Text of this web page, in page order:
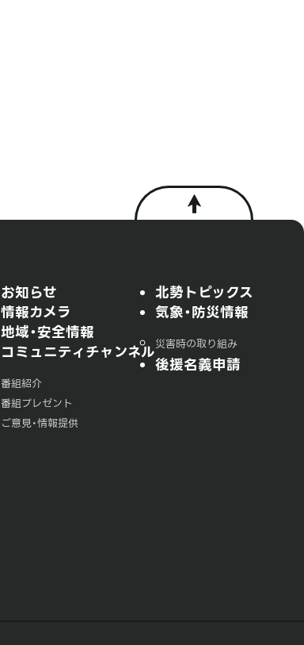
お知らせ
情報カメラ
地域・安全情報
コミュニティチャンネル
番組紹介
番組プレゼント
ご意見・情報提供
北勢トピックス
気象・防災情報
災害時の取り組み
後援名義申請